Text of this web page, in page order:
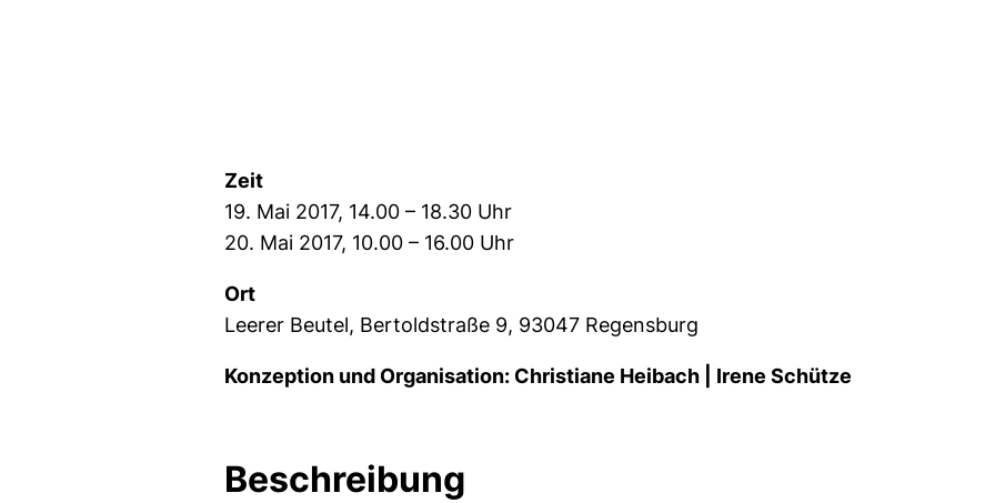
Zeit
19. Mai 2017, 14.00 – 18.30 Uhr
20. Mai 2017, 10.00 – 16.00 Uhr
Ort
Leerer Beutel, Bertoldstraße 9, 93047 Regensburg
Konzeption und Organisation: Christiane Heibach | Irene Schütze
Beschreibung